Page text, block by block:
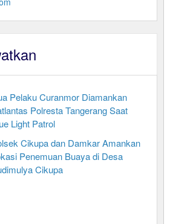
Pelaku Curanmor Diamankan
Polresta Tangerang Saat
Light Patrol
Cikupa dan Damkar Amankan
Penemuan Buaya di Desa
Cikupa